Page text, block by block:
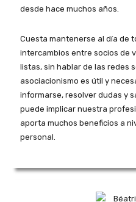
desde hace muchos años.
Cuesta mantenerse al día de
intercambios entre socios de
listas, sin hablar de las redes
asociacionismo es útil y
informarse, resolver dudas y
puede implicar nuestra
aporta muchos beneficios a
personal.